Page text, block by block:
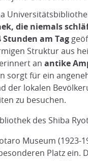
die niemals
Stunden am Tag
Struktur aus
an antike
sorgt für ein
der lokalen
zu besuchen.
des Shiba
Museum (1923-
Platz ein.